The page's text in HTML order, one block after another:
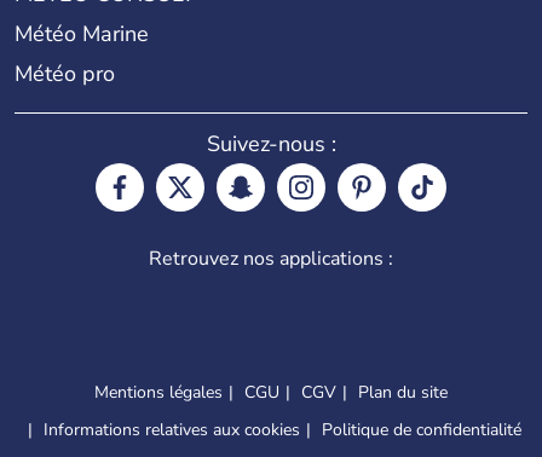
Météo Marine
Météo pro
Suivez-nous :
Retrouvez nos applications :
Mentions légales CGU CGV
Plan du site
Informations relatives aux cookies
Politique de confidentialité